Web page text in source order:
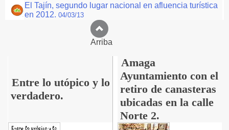
El Tajín, segundo lugar nacional en afluencia turística
en 2012. 04/03/13
Arriba
Entre lo utópico y lo
verdadero.
Amaga
Ayuntamiento con el
retiro de canasteras
ubicadas en la calle
Norte 2.